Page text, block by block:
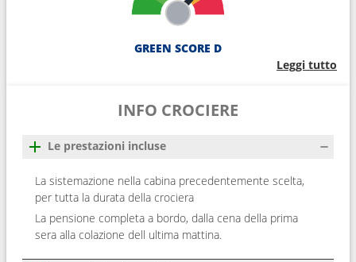
GREEN SCORE D
Leggi tutto
INFO CROCIERE
Le prestazioni incluse
La sistemazione nella cabina precedentemente scelta,
per tutta la durata della crociera
La pensione completa a bordo, dalla cena della prima
sera alla colazione dell ultima mattina.